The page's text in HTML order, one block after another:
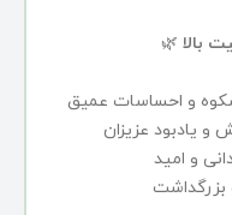
بالا 🌿
شکوه و احساسات عمیق
و یادبود عزیزان
و امید
بزرگداشت